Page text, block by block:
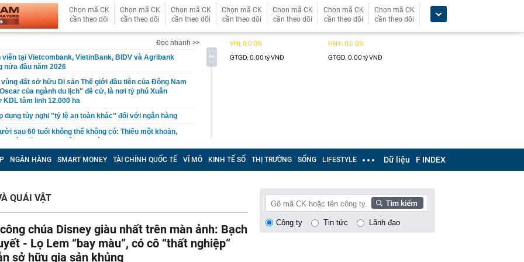
Chọn mã CK
cần theo dõi
Chọn mã CK
cần theo dõi
Chọn mã CK
cần theo dõi
Chọn mã CK
cần theo dõi
Chọn mã CK
cần theo dõi
Chọn mã CK
cần theo dõi
Chọn mã CK
cần theo dõi
Đọc nhanh >>
viên tại Vietcombank, VietinBank, BIDV và Agribank
nửa đầu năm 2026
đất sở hữu Di sản Thế giới đầu tiên của Đông Nam
của ngành du lịch" đề cử, là nơi tỷ phú Xuân
tâm linh 12.000 ha
dụng tùy nghi "tỷ lệ an toàn khác" đối với ngân hàng
sau 60 tuổi không thể không có: Thiếu một khoản,
của VNPT, sau hơn 4 năm, lợi nhuận của Viettel
cả VNPT và FPT Telecom cộng lại
học top đầu về kinh tế, công nghiệp, nghệ thuật... đồng
cơ sở mới tại xã cách trung tâm Hà Nội 20km, có
5 đi qua
từ cho vay tiêu dùng theo phương thức thấu chi tài
NGÂN HÀNG SMART MONEY TÀI CHÍNH QUỐC TẾ VĨ MÔ KINH TẾ SỐ THỊ TRƯỜNG SỐNG LIFESTYLE Dữ liệu F INDEX
QUÁI VẬT
chúa Disney giàu nhất trên màn ảnh: Bạch
- Lọ Lem “bay màu”, có cô “thất nghiệp”
sở hữu gia sản khủng
Công ty Tin tức Lãnh đạo